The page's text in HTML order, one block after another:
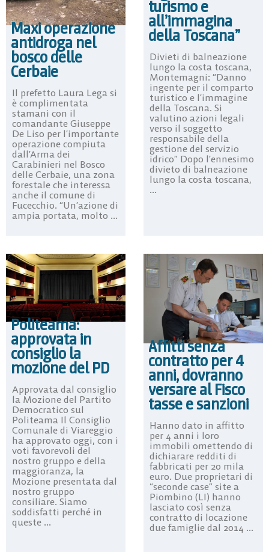
Maxi operazione
antidroga nel
bosco delle
Cerbaie
Il prefetto Laura Lega si
è complimentata
stamani con il
comandante Giuseppe
De Liso per l’importante
operazione compiuta
dall’Arma dei
Carabinieri nel Bosco
delle Cerbaie, una zona
forestale che interessa
anche il comune di
Fucecchio. “Un’azione di
ampia portata, molto ...
turismo e
all’immagina
della Toscana”
Divieti di balneazione
lungo la costa toscana,
Montemagni: “Danno
ingente per il comparto
turistico e l’immagine
della Toscana. Si
valutino azioni legali
verso il soggetto
responsabile della
gestione del servizio
idrico” Dopo l’ennesimo
divieto di balneazione
lungo la costa toscana,
...
Politeama:
approvata in
consiglio la
mozione del PD
Approvata dal consiglio
la Mozione del Partito
Democratico sul
Politeama Il Consiglio
Comunale di Viareggio
ha approvato oggi, con i
voti favorevoli del
nostro gruppo e della
maggioranza, la
Mozione presentata dal
nostro gruppo
consiliare. Siamo
soddisfatti perché in
queste ...
Affitti senza
contratto per 4
anni, dovranno
versare al Fisco
tasse e sanzioni
Hanno dato in affitto
per 4 anni i loro
immobili omettendo di
dichiarare redditi di
fabbricati per 20 mila
euro. Due proprietari di
“seconde case” site a
Piombino (LI) hanno
lasciato così senza
contratto di locazione
due famiglie dal 2014 ...